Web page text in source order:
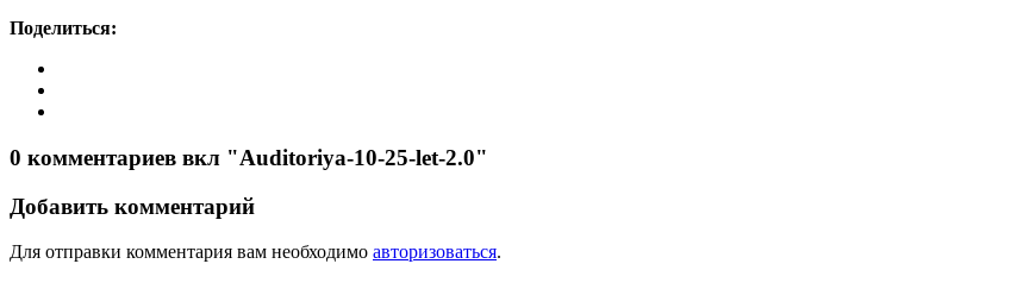
Поделиться:
0 комментариев вкл "Auditoriya-10-25-let-2.0"
Добавить комментарий
Для отправки комментария вам необходимо авторизоваться.